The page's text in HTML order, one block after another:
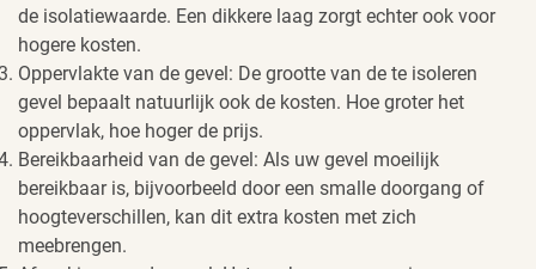
de isolatiewaarde. Een dikkere laag zorgt echter ook voor
hogere kosten.
Oppervlakte van de gevel: De grootte van de te isoleren
gevel bepaalt natuurlijk ook de kosten. Hoe groter het
oppervlak, hoe hoger de prijs.
Bereikbaarheid van de gevel: Als uw gevel moeilijk
bereikbaar is, bijvoorbeeld door een smalle doorgang of
hoogteverschillen, kan dit extra kosten met zich
meebrengen.